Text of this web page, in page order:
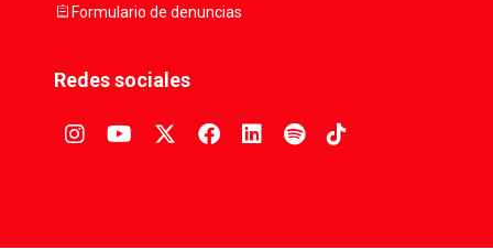
assignmentFormulario de denuncias
Redes sociales